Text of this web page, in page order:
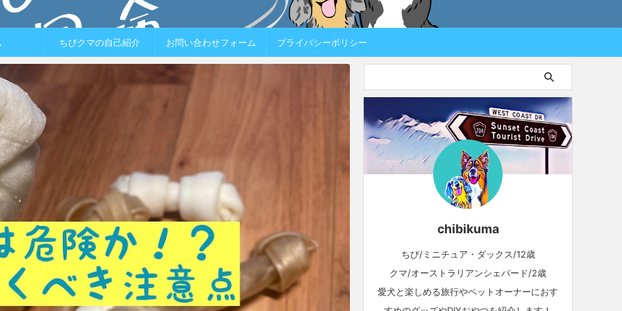
ちびクマの自己紹介 お問い合わせフォーム プライバシーポリシー
chibikuma
ちび/ミニチュア・ダックス/12歳
クマ/オーストラリアンシェパード/2歳
愛犬と楽しめる旅行やペットオーナーにおす